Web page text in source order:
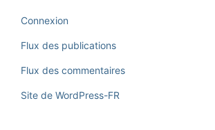
Connexion
Flux des publications
Flux des commentaires
Site de WordPress-FR